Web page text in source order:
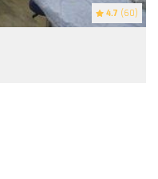
4.7 (60)